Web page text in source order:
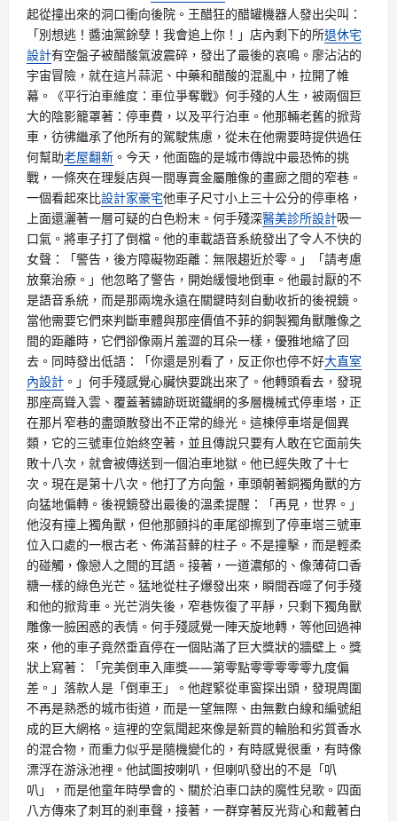
起從撞出來的洞口衝向後院。王醋狂的醋罐機器人發出尖叫：
「別想逃！醬油黨餘孽！我會追上你！」店內剩下的所退休宅
設計有空盤子被醋酸氣波震碎，發出了最後的哀鳴。廖沾沾的
宇宙冒險，就在這片蒜泥、中藥和醋酸的混亂中，拉開了帷
幕。《平行泊車維度：車位爭奪戰》何手殘的人生，被兩個巨
大的陰影籠罩著：停車費，以及平行泊車。他那輛老舊的掀背
車，彷彿繼承了他所有的駕駛焦慮，從未在他需要時提供過任
何幫助老屋翻新 。今天，他面臨的是城市傳說中最恐怖的挑
戰，一條夾在理髮店與一間專賣金屬雕像的畫廊之間的窄巷。
一個看起來比設計家豪宅他車子尺寸小上三十公分的停車格，
上面還灑著一層可疑的白色粉末。何手殘深醫美診所設計吸一
口氣。將車子打了倒檔。他的車載語音系統發出了令人不快的
女聲：「警告，後方障礙物距離：無限趨近於零。」「請考慮
放棄治療。」他忽略了警告，開始緩慢地倒車。他最討厭的不
是語音系統，而是那兩塊永遠在關鍵時刻自動收折的後視鏡。
當他需要它們來判斷車體與那座價值不菲的銅製獨角獸雕像之
間的距離時，它們卻像兩片羞澀的耳朵一樣，優雅地縮了回
去。同時發出低語：「你還是別看了，反正你也停不好大直室
內設計 。」何手殘感覺心臟快要跳出來了。他轉頭看去，發現
那座高聳入雲、覆蓋著鏽跡斑斑鐵網的多層機械式停車塔，正
在那片窄巷的盡頭散發出不正常的綠光。這棟停車塔是個異
類，它的三號車位始終空著，並且傳說只要有人敢在它面前失
敗十八次，就會被傳送到一個泊車地獄。他已經失敗了十七
次。現在是第十八次。他打了方向盤，車頭朝著銅獨角獸的方
向猛地偏轉。後視鏡發出最後的溫柔提醒：「再見，世界。」
他沒有撞上獨角獸，但他那顫抖的車尾卻擦到了停車塔三號車
位入口處的一根古老、佈滿苔蘚的柱子。不是撞擊，而是輕柔
的碰觸，像戀人之間的耳語。接著，一道濃郁的、像薄荷口香
糖一樣的綠色光芒。猛地從柱子爆發出來，瞬間吞噬了何手殘
和他的掀背車。光芒消失後，窄巷恢復了平靜，只剩下獨角獸
雕像一臉困惑的表情。何手殘感覺一陣天旋地轉，等他回過神
來，他的車子竟然垂直停在一個貼滿了巨大獎狀的牆壁上。獎
狀上寫著：「完美倒車入庫獎——第零點零零零零零九度偏
差。」落款人是「倒車王」。他趕緊從車窗探出頭，發現周圍
不再是熟悉的城市街道，而是一望無際、由無數白線和編號組
成的巨大網格。這裡的空氣聞起來像是新買的輪胎和劣質香水
的混合物，而重力似乎是隨機變化的，有時感覺很重，有時像
漂浮在游泳池裡。他試圖按喇叭，但喇叭發出的不是「叭
叭」，而是他童年時學會的、關於泊車口訣的魔性兒歌。四面
八方傳來了刺耳的剎車聲，接著，一群穿著反光背心和戴著白